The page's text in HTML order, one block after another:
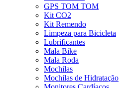
GPS TOM TOM
Kit CO2
Kit Remendo
Limpeza para Bicicleta
Lubrificantes
Mala Bike
Mala Roda
Mochilas
Mochilas de Hidratação